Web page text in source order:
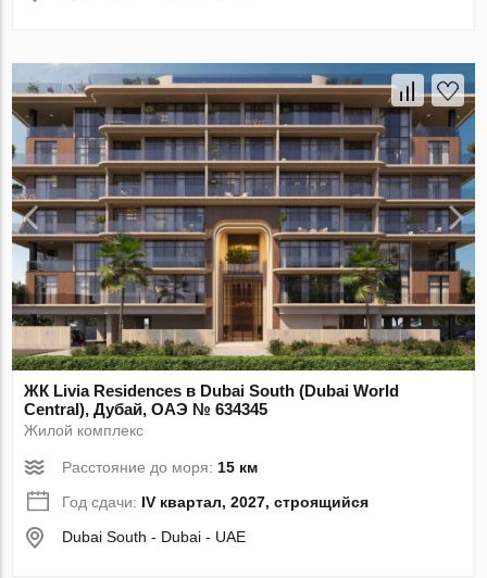
ЖК Livia Residences в Dubai South (Dubai World
Central), Дубай, ОАЭ № 634345
Жилой комплекс
Расстояние до моря:15 км
Год сдачи: IV квартал, 2027, строящийся
Dubai South - Dubai - UAE